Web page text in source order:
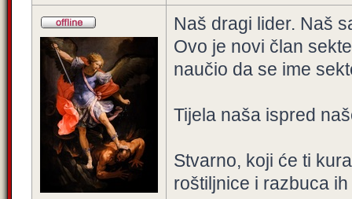
Naš dragi lider. Naš
Ovo je novi član
naučio da se ime
Tijela naša ispred
Stvarno, koji će ti
roštiljnice i razbuca